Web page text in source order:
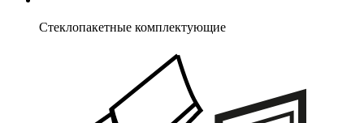
Стеклопакетные комплектующие